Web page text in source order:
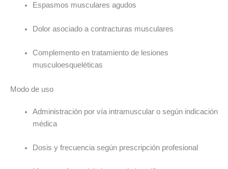
Espasmos musculares agudos
Dolor asociado a contracturas musculares
Complemento en tratamiento de lesiones
musculoesqueléticas
Modo de uso
Administración por vía intramuscular o según indicación
médica
Dosis y frecuencia según prescripción profesional